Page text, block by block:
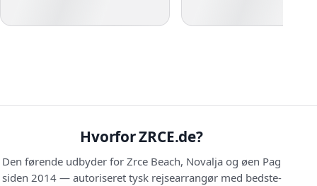
Hvorfor ZRCE.de?
Den førende udbyder for Zrce Beach, Novalja og øen Pag
siden 2014 — autoriseret tysk rejsearrangør med bedste-